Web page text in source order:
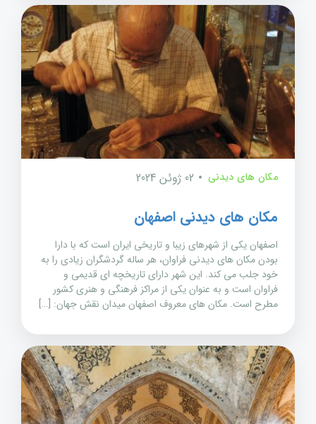
مکان های دیدنی 02 ژوئن 2024
مکان های دیدنی اصفهان
اصفهان یکی از شهرهای زیبا و تاریخی ایران است که با دارا
بودن مکان های دیدنی فراوان، هر ساله گردشگران زیادی را به
خود جلب می کند. این شهر دارای تاریخچه ای قدیمی و
فراوان است و به عنوان یکی از مراکز فرهنگی و هنری کشور
مطرح است. مکان های معروف اصفهان میدان نقش جهان: […]